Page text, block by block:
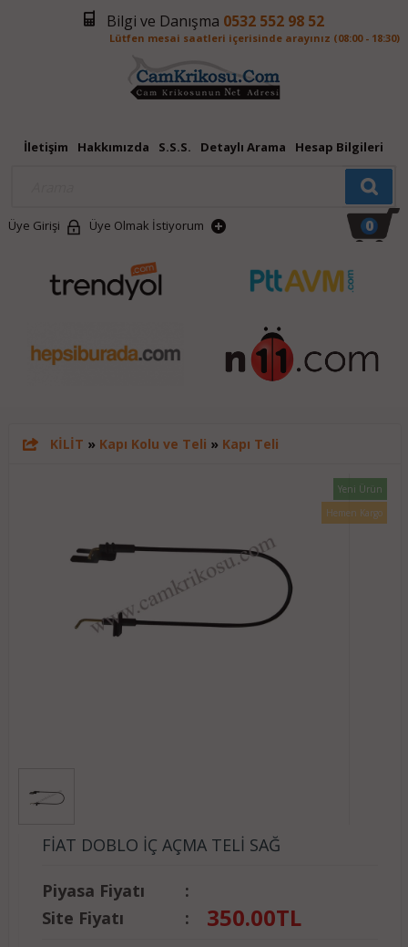
Bilgi ve Danışma 0532 552 98 52
Lütfen mesai saatleri içerisinde arayınız (08:00 - 18:30)
İletişim Hakkımızda S.S.S. Detaylı Arama Hesap Bilgileri
Üye Girişi Üye Olmak İstiyorum 0
KİLİT » Kapı Kolu ve Teli » Kapı Teli
Yeni Ürün
Hemen Kargo
FİAT DOBLO İÇ AÇMA TELİ SAĞ
Piyasa Fiyatı
:
Site Fiyatı
: 350.00TL